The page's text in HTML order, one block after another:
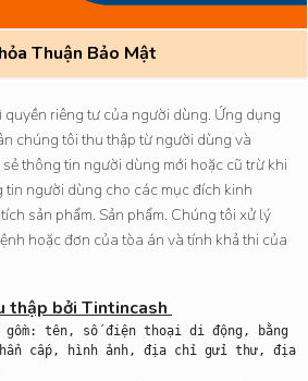
Thuận Bảo Mật
quyền riêng tư của người dùng. Ứng dụng
chúng tôi thu thập từ người dùng và
thông tin người dùng mới hoặc cũ trừ khi
tin người dùng cho các mục đích kinh
sản phẩm. Sản phẩm. Chúng tôi xử lý
hoặc đơn của tòa án và tính khả thi của
thập bởi Tintincash
gồm: tên, số điện thoại di động, bằng
cấp, hình ảnh, địa chỉ gửi thư, địa